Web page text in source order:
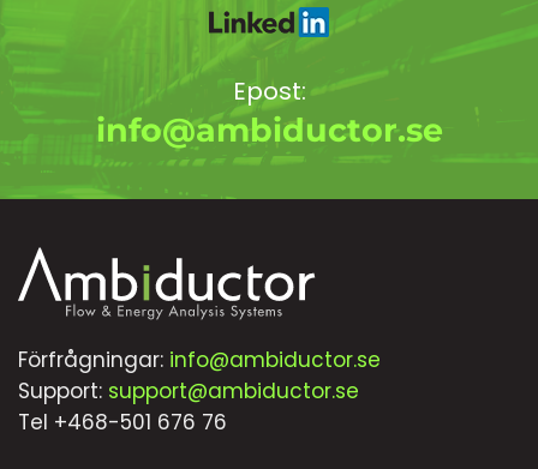
Epost:
info@ambiductor.se
Förfrågningar: info@ambiductor.se
Support: support@ambiductor.se
Tel +468-501 676 76